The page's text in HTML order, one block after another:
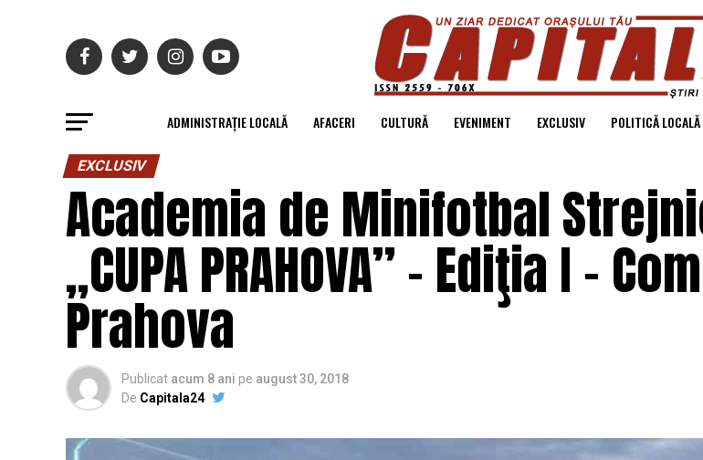
ADMINISTRAȚIE LOCALĂ AFACERI CULTURĂ EVENIMENT EXCLUSIV POLITICĂ LOCALĂ
EXCLUSIV
Academia de Minifotbal
„CUPA PRAHOVA” – Ediţia I –
Prahova
Publicat acum 8 ani pe august 30, 2018
De Capitala24